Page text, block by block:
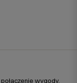
wygody,